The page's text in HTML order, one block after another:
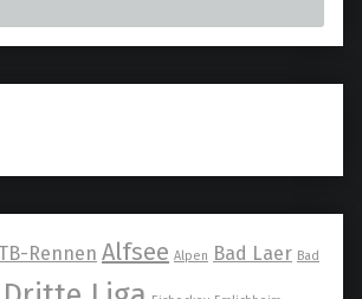
Rennen Alfsee Alpen Bad Laer Bad